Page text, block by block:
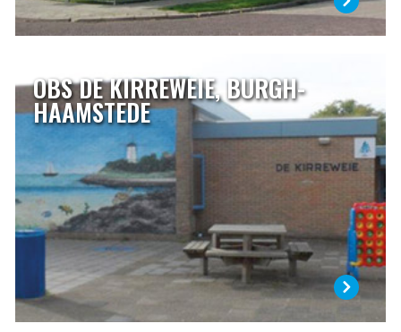
OBS DE KIRREWEIE, BURGH-
HAAMSTEDE
OBS DE KIRREWEIE, BURGH-HAAMSTEDE
Het weiland waarop in 1969 de school werd gebouwd
stond bekend onder de naam “het kirreweitje” (klein stuk
weiland). Het Schouwse woord kirretje betekent: mens, dier
of ding dat klein van stuk is. Daar komt de naam van onze
school vandaan.
LEES MEER